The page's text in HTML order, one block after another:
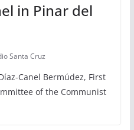
in Pinar del
Santa Cruz
Canel Bermúdez, First
of the Communist